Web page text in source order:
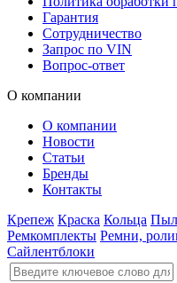
Гарантия
Сотрудничество
Запрос по VIN
Вопрос-ответ
О компании
О компании
Новости
Статьи
Бренды
Контакты
Крепеж Краска Кольца
Ремкомплекты Ремни,
Сайлентблоки